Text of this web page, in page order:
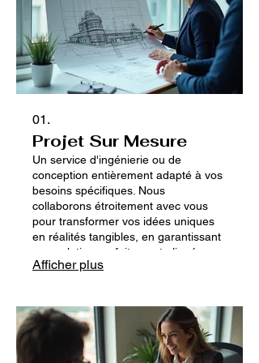
01.
Projet Sur Mesure
Un service d'ingénierie ou de
conception entièrement adapté à vos
besoins spécifiques. Nous
collaborons étroitement avec vous
pour transformer vos idées uniques
en réalités tangibles, en garantissant
une solution parfaitement alignée sur
vos objectifs et contraintes. Chaque
performance optimale. Ce processus
assure une exclusivité et une
pertinence maximales pour votre
Afficher plus